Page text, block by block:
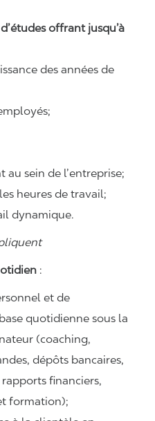
offrant jusqu’à
des années de
au sein de l’entreprise;
heures de travail;
dynamique.
:
et de
quotidienne sous la
(coaching,
dépôts bancaires,
financiers,
formation);